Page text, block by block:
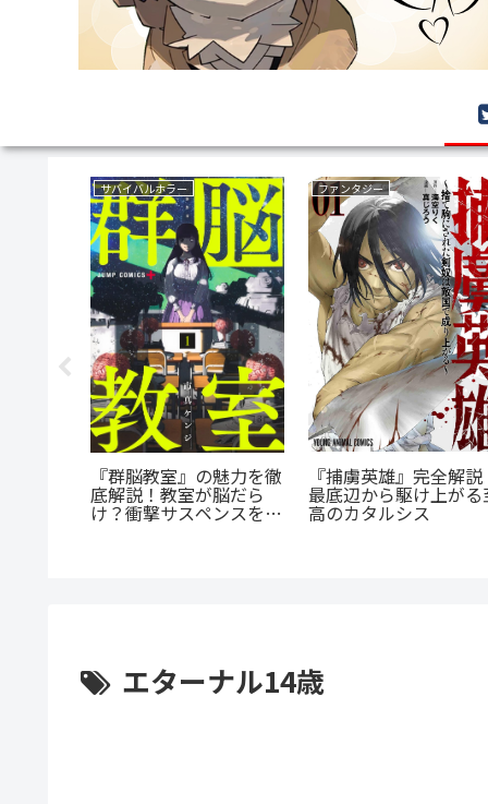
サバイバルホラー
『群脳教室』の魅力を徹
底解説！教室が脳だら
け？衝撃サスペンスを今
ファンタジー
『捕虜英雄』完全解
最底辺から駆け上がる
高のカタルシス
エターナル14歳